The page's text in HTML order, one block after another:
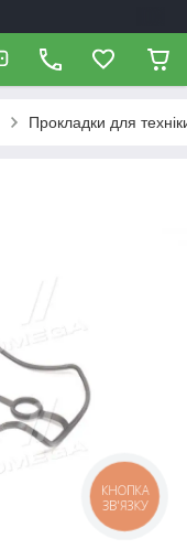
Прокладки для
КНОПКА
ЗВ'ЯЗКУ